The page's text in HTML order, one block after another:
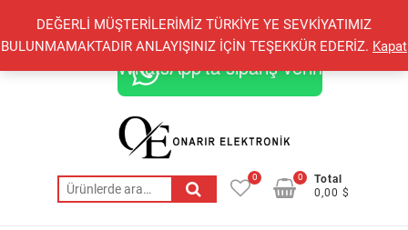
DEĞERLİ MÜŞTERİLERİMİZ TÜRKİYE YE SEVKİYATIMIZ
BULUNMAMAKTADIR ANLAYIŞINIZ İÇİN TEŞEKKÜR EDERİZ. Kapat
content
+90 548 821 78 85 +90 548 855 25 53
onarirelektronik@gmail.com
WhatsApp'ta sipariş verin
Ara:
0
Total
0,00 $
0